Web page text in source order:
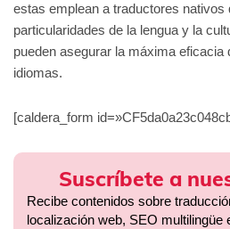
estas emplean a traductores nativos
particularidades de la lengua y la
pueden asegurar la máxima eficacia
idiomas.
[caldera_form
Suscríbete a
Recibe contenidos sobre
localización web, SEO multilingüe